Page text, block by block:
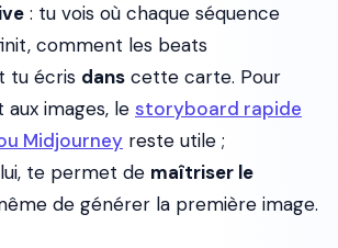
: tu vois où chaque séquence
comment les beats
tu écris dans cette carte. Pour
images, le storyboard rapide
Midjourney reste utile ;
te permet de maîtriser le
de générer la première image.